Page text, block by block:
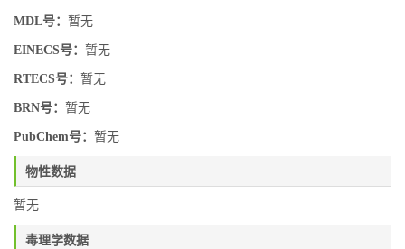
MDL号： 暂无
EINECS号： 暂无
RTECS号： 暂无
BRN号： 暂无
PubChem号： 暂无
物性数据
暂无
毒理学数据